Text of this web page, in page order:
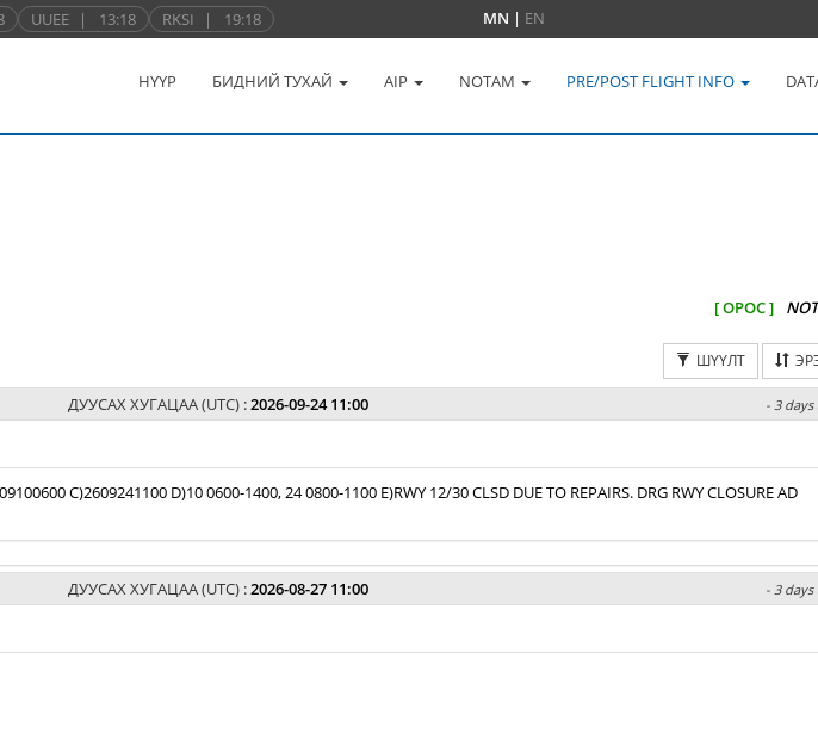
UUEE | 13:18 RKSI | 19:18 MN | EN
НҮҮР БИДНИЙ ТУХАЙ AIP NOTAM PRE/POST FLIGHT INFO
[ ОРОС ]
ШҮҮЛТ
ДУУСАХ ХУГАЦАА (UTC) :2026-09-24 11:00 - 3 days
C)2609241100 D)10 0600-1400, 24 0800-1100 E)RWY 12/30 CLSD DUE TO REPAIRS. DRG RWY CLOSURE AD
ДУУСАХ ХУГАЦАА (UTC) :2026-08-27 11:00 - 3 days